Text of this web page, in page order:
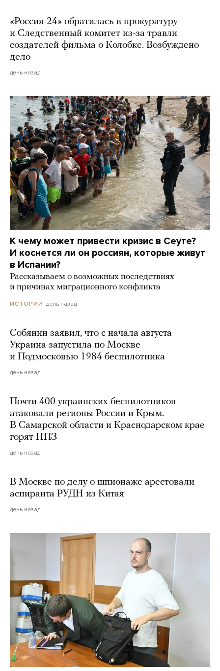
«Россия-24» обратилась в прокуратуру
и Следственный комитет из-за травли
создателей фильма о Колобке. Возбуждено
дело
день назад
К чему может привести кризис в Сеуте?
И коснется ли он россиян, которые живут
в Испании?
Рассказываем о возможных последствиях
и причинах миграционного конфликта
ИСТОРИИ день назад
Собянин заявил, что с начала августа
Украина запустила по Москве
и Подмосковью 1984 беспилотника
день назад
Почти 400 украинских беспилотников
атаковали регионы России и Крым.
В Самарской области и Краснодарском крае
горят НПЗ
день назад
В Москве по делу о шпионаже арестовали
аспиранта РУДН из Китая
день назад